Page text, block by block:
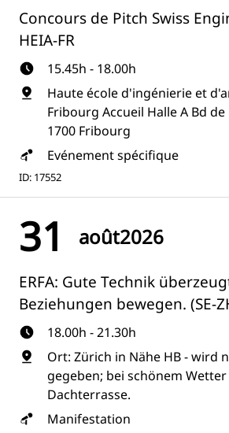
Concours de Pitch Swiss
HEIA-FR
15.45h - 18.00h
Haute école d'ingénierie et
Fribourg Accueil Halle A Bd de
1700 Fribourg
Evénement spécifique
ID: 17552
31 août2026
ERFA: Gute Technik
Beziehungen bewegen. (SE-
18.00h - 21.30h
Ort: Zürich in Nähe HB - wird
gegeben; bei schönem
Dachterrasse.
Manifestation